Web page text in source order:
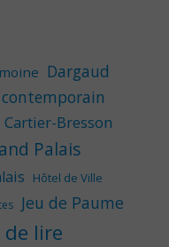
Dargaud
Bresson
Palais
Hôtel de Ville
Jeu de Paume
de lire